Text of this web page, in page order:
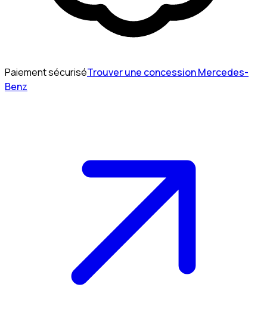
Paiement sécuriséTrouver une concession Mercedes-
Benz